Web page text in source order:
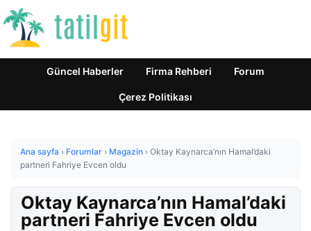
Güncel Haberler Firma Rehberi Forum
Çerez Politikası
Ana sayfa › Forumlar › Magazin › Oktay Kaynarca’nın Hamal’daki
partneri Fahriye Evcen oldu
Oktay Kaynarca’nın Hamal’daki
partneri Fahriye Evcen oldu